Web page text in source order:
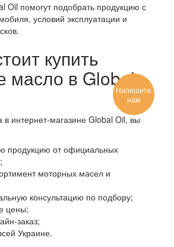
Oil помогут подобрать продукцию с
условий эксплуатации и
купить
масло в Global
в интернет-магазине Global Oil, вы
продукцию от официальных
моторных масел и
консультацию по подбору;
цены;
заказ;
Украине.
Напишите
нам